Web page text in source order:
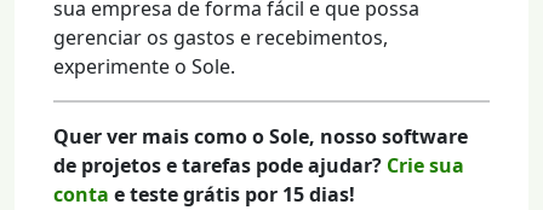
sua empresa de forma fácil e que possa
gerenciar os gastos e recebimentos,
experimente o Sole.
Quer ver mais como o Sole, nosso software
de projetos e tarefas pode ajudar? Crie sua
conta e teste grátis por 15 dias!